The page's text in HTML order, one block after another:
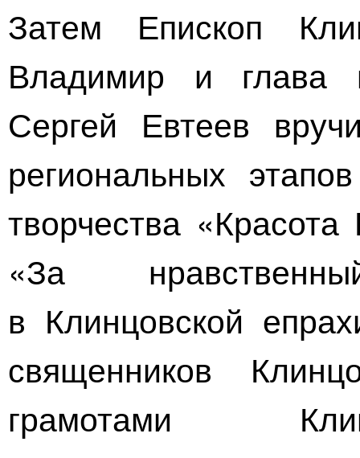
Затем Епископ
Владимир и глава
Сергей Евтеев
региональных
творчества
«За
в Клинцовской
священников
грамотами